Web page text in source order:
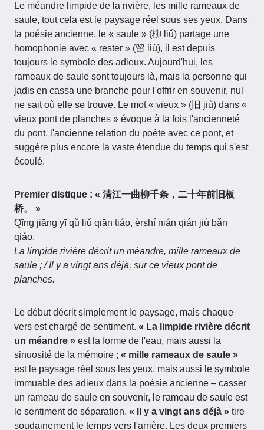
Le méandre limpide de la rivière, les mille rameaux de
saule, tout cela est le paysage réel sous ses yeux. Dans
la poésie ancienne, le « saule » (柳 liǔ) partage une
homophonie avec « rester » (留 liú), il est depuis
toujours le symbole des adieux. Aujourd'hui, les
rameaux de saule sont toujours là, mais la personne qui
jadis en cassa une branche pour l'offrir en souvenir, nul
ne sait où elle se trouve. Le mot « vieux » (旧 jiù) dans «
vieux pont de planches » évoque à la fois l'ancienneté
du pont, l'ancienne relation du poète avec ce pont, et
suggère plus encore la vaste étendue du temps qui s'est
écoulé.
Premier distique : « 清江一曲柳千条，二十年前旧板
桥。 »
Qīng jiāng yī qǔ liǔ qiān tiáo, èrshí nián qián jiù bǎn
qiáo.
La limpide rivière décrit un méandre, mille rameaux de
saule ; / Il y a vingt ans déjà, sur ce vieux pont de
planches.
Le début décrit simplement le paysage, mais chaque
vers est chargé de sentiment. « La limpide rivière décrit
un méandre » est la forme de l'eau, mais aussi la
sinuosité de la mémoire ; « mille rameaux de saule »
est le paysage réel sous les yeux, mais aussi le symbole
immuable des adieux dans la poésie ancienne – casser
un rameau de saule en souvenir, le rameau de saule est
le sentiment de séparation. « Il y a vingt ans déjà » tire
soudainement le temps vers l'arrière. Les deux premiers